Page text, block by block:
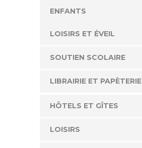
ENFANTS
LOISIRS ET ÉVEIL
SOUTIEN SCOLAIRE
LIBRAIRIE ET PAPÈTERIE
HÔTELS ET GÎTES
LOISIRS